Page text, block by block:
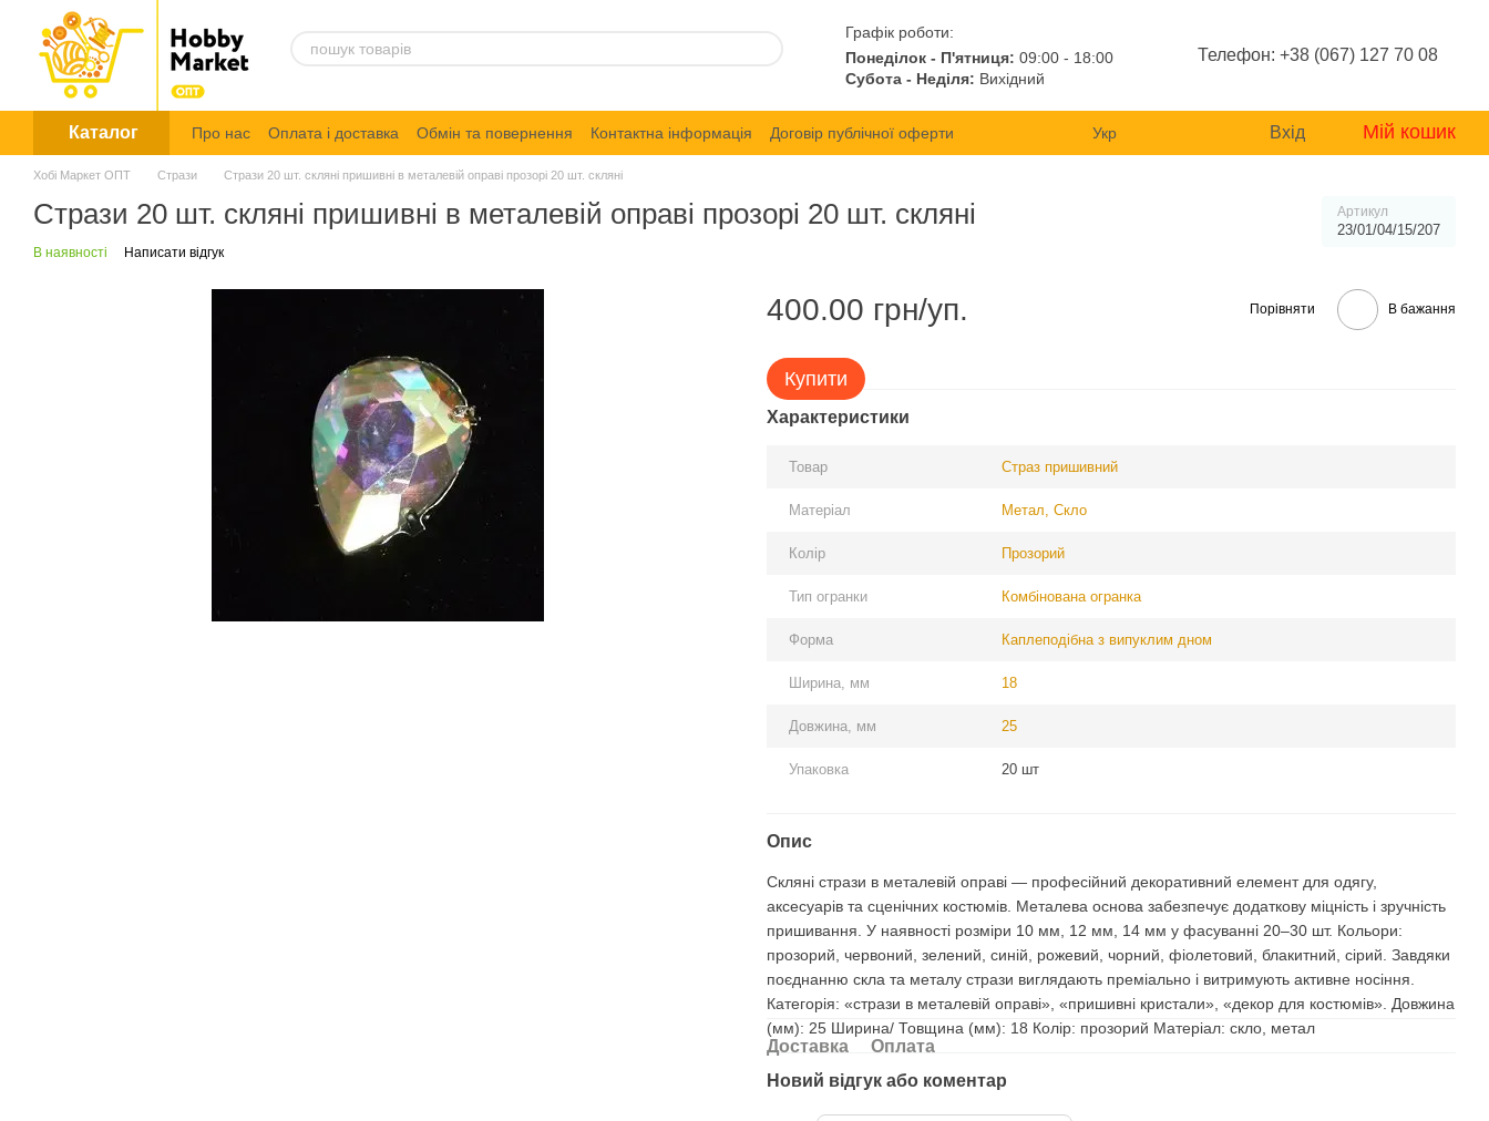
Перейти до основного контенту
Графік роботи:
Понеділок - П'ятниця: 09:00 - 18:00
Субота - Неділя: Вихідний
Телефон: +38 (067) 127 70 08
Каталог Про нас Оплата і доставка Обмін та повернення Контактна інформація
Договір публічної оферти
Політика конфіденційності
Укр Вхід Мій кошик
Хобі Маркет ОПТ Стрази Стрази 20 шт. скляні пришивні в металевій оправі прозорі 20 шт. скляні
Стрази 20 шт. скляні пришивні в металевій оправі прозорі 20 шт. скляні Артикул
23/01/04/15/207
В наявності Написати відгук
400.00 грн/уп. Порівняти В бажання
Купити
Характеристики
Товар Страз пришивний
Матеріал Метал, Cкло
Колір Прозорий
Тип огранки Комбінована огранка
Форма Каплеподібна з випуклим дном
Ширина, мм 18
Довжина, мм 25
Упаковка 20 шт
Опис
Скляні стрази в металевій оправі — професійний декоративний елемент для одягу,
аксесуарів та сценічних костюмів. Металева основа забезпечує додаткову міцність і зручність
пришивання. У наявності розміри 10 мм, 12 мм, 14 мм у фасуванні 20–30 шт. Кольори:
прозорий, червоний, зелений, синій, рожевий, чорний, фіолетовий, блакитний, сірий. Завдяки
поєднанню скла та металу стрази виглядають преміально і витримують активне носіння.
Категорія: «стрази в металевій оправі», «пришивні кристали», «декор для костюмів». Довжина
(мм): 25 Ширина/ Товщина (мм): 18 Колір: прозорий Матеріал: скло, метал
Доставка
Оплата
Новий відгук або коментар